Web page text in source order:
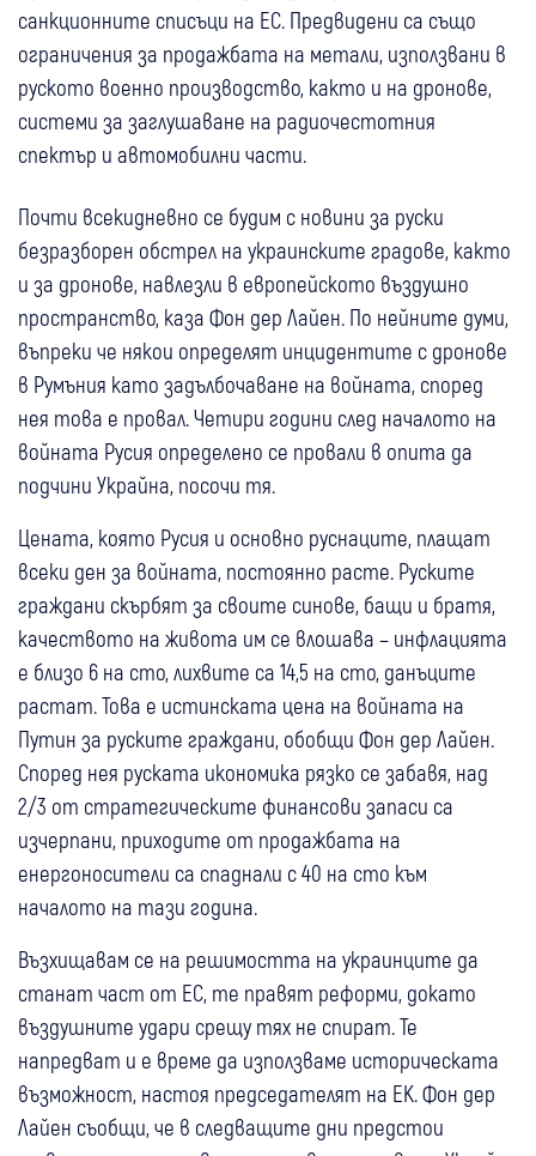
санкционните списъци на ЕС. Предвидени са също
ограничения за продажбата на метали, използвани в
руското военно производство, както и на дронове,
системи за заглушаване на радиочестотния
спектър и автомобилни части.
Почти всекидневно се будим с новини за руски
безразборен обстрел на украинските градове, както
и за дронове, навлезли в европейското въздушно
пространство, каза Фон дер Лайен. По нейните думи,
въпреки че някои определят инцидентите с дронове
в Румъния като задълбочаване на войната, според
нея това е провал. Четири години след началото на
войната Русия определено се провали в опита да
подчини Украйна, посочи тя.
Цената, която Русия и основно руснаците, плащат
всеки ден за войната, постоянно расте. Руските
граждани скърбят за своите синове, бащи и братя,
качеството на живота им се влошава – инфлацията
е близо 6 на сто, лихвите са 14,5 на сто, данъците
растат. Това е истинската цена на войната на
Путин за руските граждани, обобщи Фон дер Лайен.
Според нея руската икономика рязко се забавя, над
2/3 от стратегическите финансови запаси са
изчерпани, приходите от продажбата на
енергоносители са спаднали с 40 на сто към
началото на тази година.
Възхищавам се на решимостта на украинците да
станат част от ЕС, те правят реформи, докато
въздушните удари срещу тях не спират. Те
напредват и е време да използваме историческата
възможност, настоя председателят на ЕК. Фон дер
Лайен съобщи, че в следващите дни предстои